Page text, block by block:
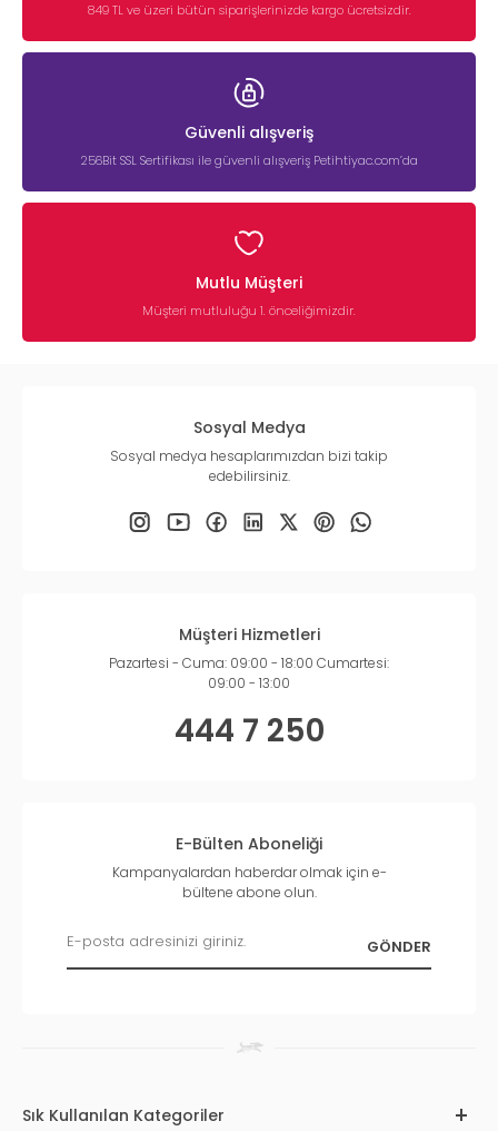
849 TL ve üzeri bütün siparişlerinizde kargo ücretsizdir.
Güvenli alışveriş
256Bit SSL Sertifikası ile güvenli alışveriş Petihtiyac.com’da
Mutlu Müşteri
Müşteri mutluluğu 1. önceliğimizdir.
Sosyal Medya
Sosyal medya hesaplarımızdan bizi takip
edebilirsiniz.
Müşteri Hizmetleri
Pazartesi - Cuma: 09:00 - 18:00 Cumartesi:
09:00 - 13:00
444 7 250
E-Bülten Aboneliği
Kampanyalardan haberdar olmak için e-
bültene abone olun.
Sık Kullanılan Kategoriler